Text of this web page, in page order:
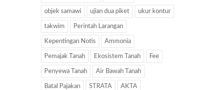
objek samawi ujian dua piket ukur kontur
takwim Perintah Larangan
Kepentingan Notis Ammonia
Pemajak Tanah Ekosistem Tanah Fee
Penyewa Tanah Air Bawah Tanah
Batal Pajakan STRATA AKTA